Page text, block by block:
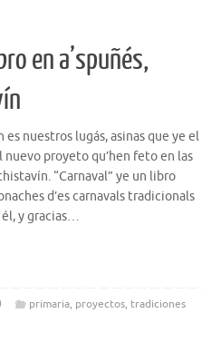
en a’spuñés,
es nuestros lugás, asinas que ye el
proyeto qu’hen feto en las
“Carnaval” ye un libro
d’es carnavals tradicionals
él, y gracias…
primaria, proyectos, tradiciones